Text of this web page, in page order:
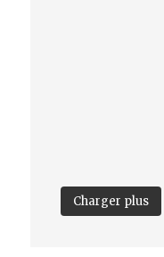
Charger plus